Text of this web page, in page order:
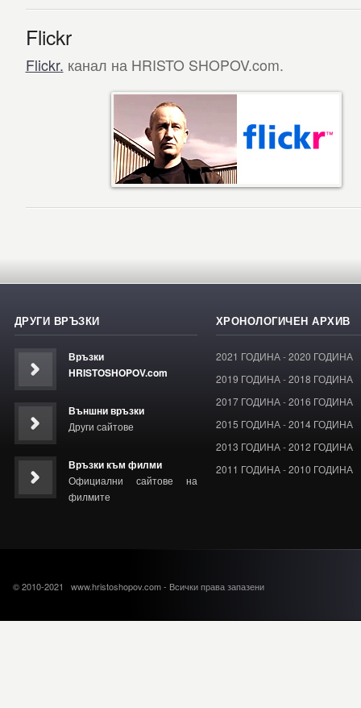
Flickr
Flickr. канал на HRISTO SHOPOV.com.
ДРУГИ ВРЪЗКИ
Връзки
HRISTOSHOPOV.com
Външни връзки
Други сайтове
Връзки към филми
Официални сайтове на
филмите
ХРОНОЛОГИЧЕН АРХИВ
2021 ГОДИНА-2020 ГОДИНА
2019 ГОДИНА-2018 ГОДИНА
2017 ГОДИНА-2016 ГОДИНА
2015 ГОДИНА-2014 ГОДИНА
2013 ГОДИНА-2012 ГОДИНА
2011 ГОДИНА-2010 ГОДИНА
© 2010-2021 www.hristoshopov.com - Всички права запазени